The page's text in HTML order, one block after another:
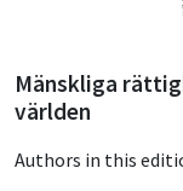
Mänskliga
världen
Authors in this